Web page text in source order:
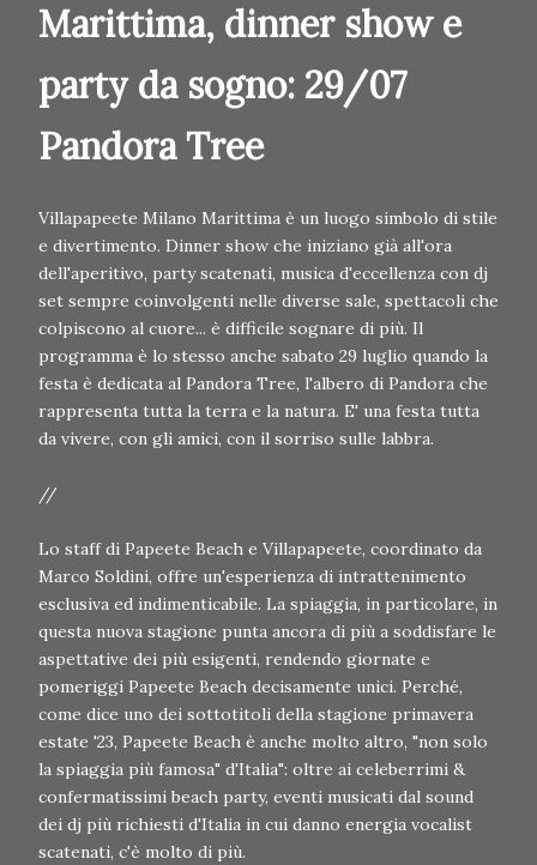
Marittima, dinner show e
party da sogno: 29/07
Pandora Tree
Villapapeete Milano Marittima è un luogo simbolo di stile
e divertimento. Dinner show che iniziano già all'ora
dell'aperitivo, party scatenati, musica d'eccellenza con dj
set sempre coinvolgenti nelle diverse sale, spettacoli che
colpiscono al cuore... è difficile sognare di più. Il
programma è lo stesso anche sabato 29 luglio quando la
festa è dedicata al Pandora Tree, l'albero di Pandora che
rappresenta tutta la terra e la natura. E' una festa tutta
da vivere, con gli amici, con il sorriso sulle labbra.
//
Lo staff di Papeete Beach e Villapapeete, coordinato da
Marco Soldini, offre un'esperienza di intrattenimento
esclusiva ed indimenticabile. La spiaggia, in particolare, in
questa nuova stagione punta ancora di più a soddisfare le
aspettative dei più esigenti, rendendo giornate e
pomeriggi Papeete Beach decisamente unici. Perché,
come dice uno dei sottotitoli della stagione primavera
estate '23, Papeete Beach è anche molto altro, "non solo
la spiaggia più famosa" d'Italia": oltre ai celeberrimi &
confermatissimi beach party, eventi musicati dal sound
dei dj più richiesti d'Italia in cui danno energia vocalist
scatenati, c'è molto di più.